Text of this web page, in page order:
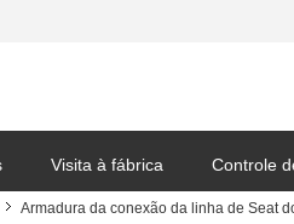
Visita à fábrica Controle
Armadura da conexão da linha de Seat